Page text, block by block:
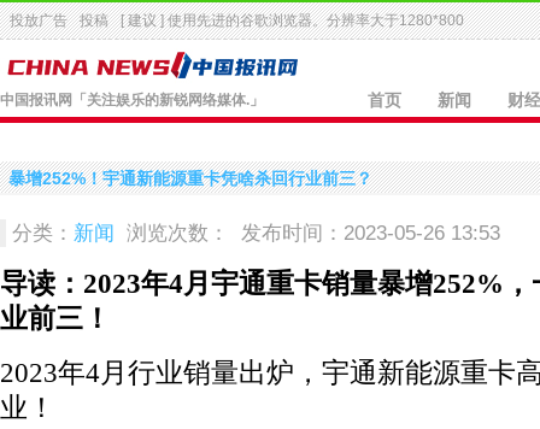
投放广告 投稿 [ 建议 ] 使用先进的谷歌浏览器。分辨率大于1280*800
中国报讯网 「关注娱乐的新锐网络媒体.」 首页 新闻 财经
暴增252%！宇通新能源重卡凭啥杀回行业前三？
分类： 新闻 浏览次数： 发布时间：2023-05-26 13:53
导读：2023年4月宇通重卡销量暴增252%
业前三！
2023年4月行业销量出炉，宇通新能源重卡
业！